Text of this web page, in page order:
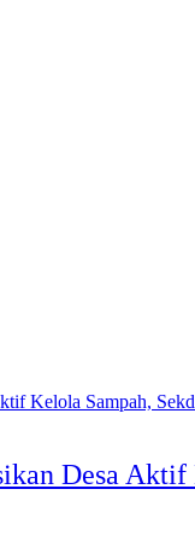
Desa